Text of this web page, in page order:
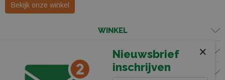
Bekijk onze winkel
WINKEL
KLANTENSERVICE
VOLG ONS
×
Nieuwsbrief
inschrijven